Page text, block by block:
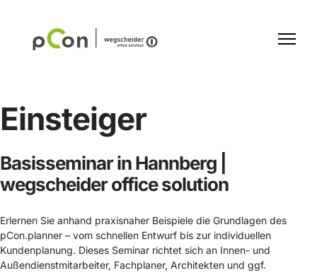
Einsteiger
Basisseminar in Hannberg |
wegscheider office solution
Erlernen Sie anhand praxisnaher Beispiele die Grundlagen des
pCon.planner – vom schnellen Entwurf bis zur individuellen
Kundenplanung. Dieses Seminar richtet sich an Innen- und
Außendienstmitarbeiter, Fachplaner, Architekten und ggf.